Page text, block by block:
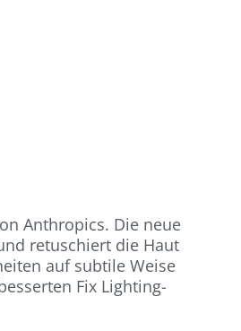
Anthropics. Die neue
retuschiert die Haut
auf subtile Weise
Fix Lighting-